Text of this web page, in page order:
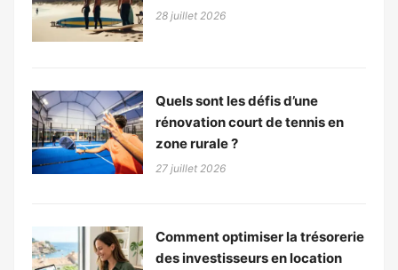
28 juillet 2026
Quels sont les défis d’une
rénovation court de tennis en
zone rurale ?
27 juillet 2026
Comment optimiser la trésorerie
des investisseurs en location